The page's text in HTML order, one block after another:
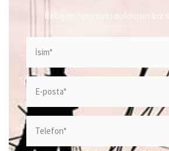
İletişim formunu doldurun biz